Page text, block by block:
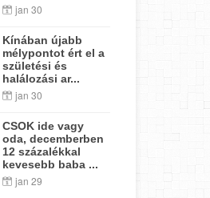
jan 30
Kínában újabb
mélypontot ért el a
születési és
halálozási ar...
jan 30
CSOK ide vagy
oda, decemberben
12 százalékkal
kevesebb baba ...
jan 29